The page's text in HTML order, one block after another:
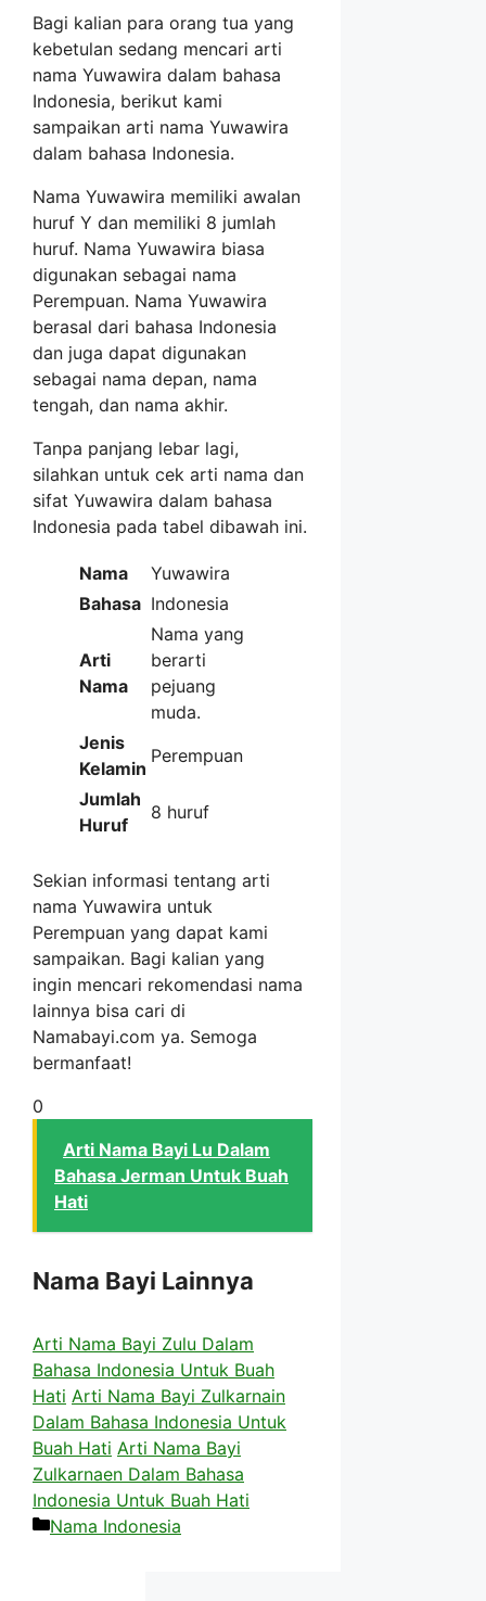
Bagi kalian para orang tua yang
kebetulan sedang mencari arti
nama Yuwawira dalam bahasa
Indonesia, berikut kami
sampaikan arti nama Yuwawira
dalam bahasa Indonesia.
Nama Yuwawira memiliki awalan
huruf Y dan memiliki 8 jumlah
huruf. Nama Yuwawira biasa
digunakan sebagai nama
Perempuan. Nama Yuwawira
berasal dari bahasa Indonesia
dan juga dapat digunakan
sebagai nama depan, nama
tengah, dan nama akhir.
Tanpa panjang lebar lagi,
silahkan untuk cek arti nama dan
sifat Yuwawira dalam bahasa
Indonesia pada tabel dibawah ini.
Nama
Yuwawira
Bahasa Indonesia
Arti
Nama
Nama yang
berarti
pejuang
muda.
Jenis
Kelamin
Perempuan
Jumlah
Huruf
8 huruf
Sekian informasi tentang arti
nama Yuwawira untuk
Perempuan yang dapat kami
sampaikan. Bagi kalian yang
ingin mencari rekomendasi nama
lainnya bisa cari di
Namabayi.com ya. Semoga
bermanfaat!
0
Arti Nama Bayi Lu Dalam
Bahasa Jerman Untuk Buah
Hati
Nama Bayi Lainnya
Arti Nama Bayi Zulu Dalam
Bahasa Indonesia Untuk Buah
Hati Arti Nama Bayi Zulkarnain
Dalam Bahasa Indonesia Untuk
Buah Hati Arti Nama Bayi
Zulkarnaen Dalam Bahasa
Indonesia Untuk Buah Hati
Kategori
Nama Indonesia